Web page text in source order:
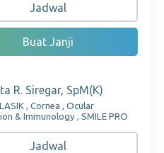
Jadwal
Buat Janji
R. Siregar, SpM(K)
, Cornea , Ocular
& Immunology , SMILE PRO
Jadwal